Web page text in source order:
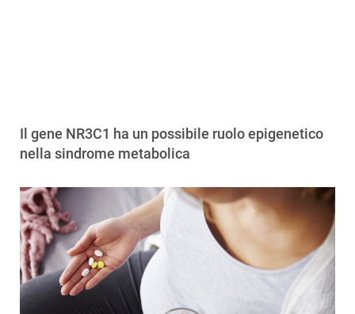
Il gene NR3C1 ha un possibile ruolo epigenetico
nella sindrome metabolica